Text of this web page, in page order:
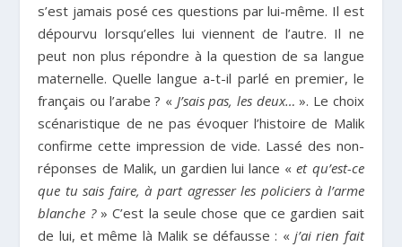
s’est jamais posé ces questions par lui-même. Il est
dépourvu lorsqu’elles lui viennent de l’autre. Il ne
peut non plus répondre à la question de sa langue
maternelle. Quelle langue a-t-il parlé en premier, le
français ou l’arabe ? « J’sais pas, les deux… ». Le choix
scénaristique de ne pas évoquer l’histoire de Malik
confirme cette impression de vide. Lassé des non-
réponses de Malik, un gardien lui lance «et qu’est-ce
que tu sais faire, à part agresser les policiers à l’arme
blanche ? » C’est la seule chose que ce gardien sait
de lui, et même là Malik se défausse : « j’ai rien fait